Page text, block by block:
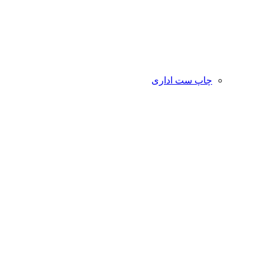
چاپ ست اداری